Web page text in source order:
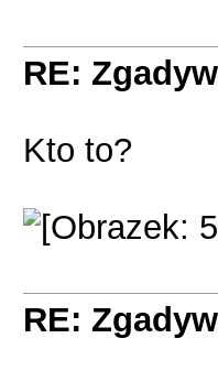
RE:
Kto to?
RE: